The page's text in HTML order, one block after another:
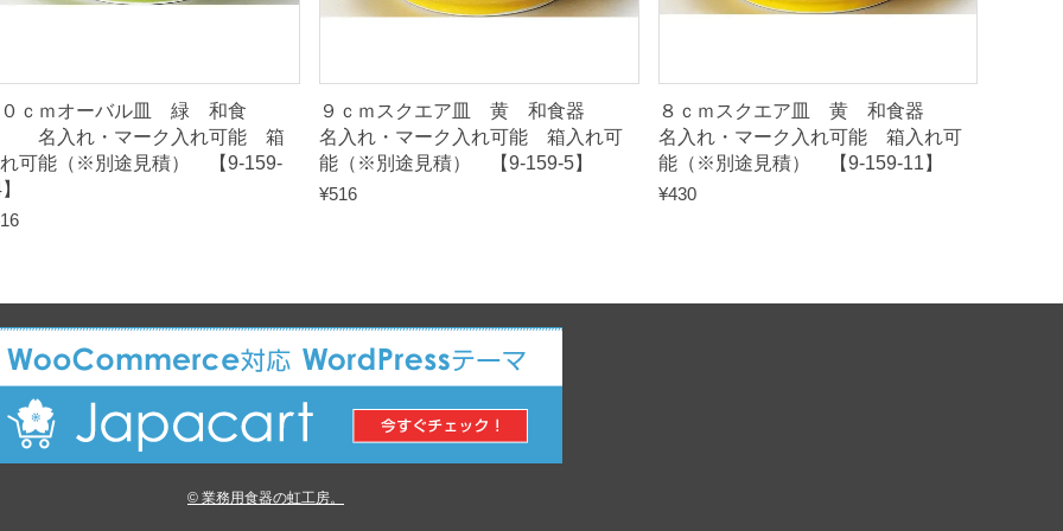
a
０ｃｍオーバル皿 緑 和食
名入れ・マーク入れ可能 箱
れ可能（※別途見積） 【9-159-
９ｃｍスクエア皿 黄 和食器
名入れ・マーク入れ可能 箱入れ可
能（※別途見積） 【9-159-5】
¥516
８ｃｍスクエア皿 黄 和食器
名入れ・マーク入れ可能 箱入れ可
能（※別途見積） 【9-159-11】
¥430
© 業務用食器の虹工房。